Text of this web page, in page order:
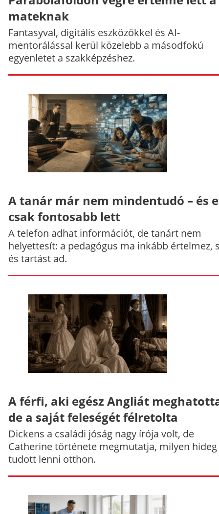
mateknak
Fantasyval, digitális eszközökkel és AI-
mentorálással kerül közelebb a másodfokú
egyenletet a szakképzéshez.
A tanár már nem mindentudó – és
csak fontosabb lett
A telefon adhat információt, de tanárt nem
helyettesít: a pedagógus ma inkább értelmez,
és tartást ad.
A férfi, aki egész Angliát
de a saját feleségét félretolta
Dickens a családi jóság nagy írója volt, de
Catherine története megmutatja, milyen hideg
tudott lenni otthon.